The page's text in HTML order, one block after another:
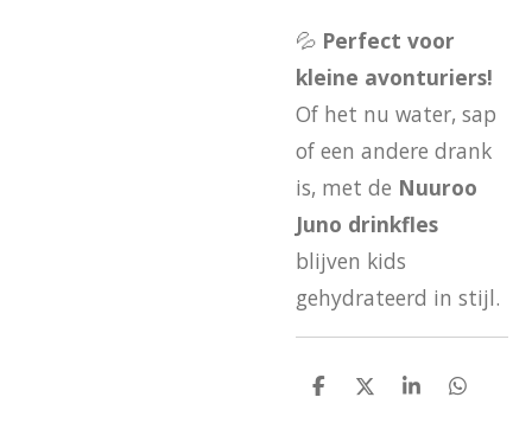
💦 Perfect voor
kleine avonturiers!
Of het nu water, sap
of een andere drank
is, met de Nuuroo
Juno drinkfles
blijven kids
gehydrateerd in stijl.
D
D
S
D